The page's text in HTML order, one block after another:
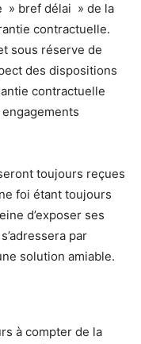
» bref délai » de la
contractuelle.
sous réserve de
des dispositions
contractuelle
toujours reçues
foi étant toujours
d’exposer ses
par
solution amiable.
à compter de la